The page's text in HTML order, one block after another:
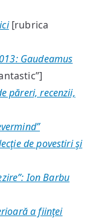
[rubrica
Gaudeamus
păreri, recenzii,
de povestiri şi
Ion Barbu
a fiinţei